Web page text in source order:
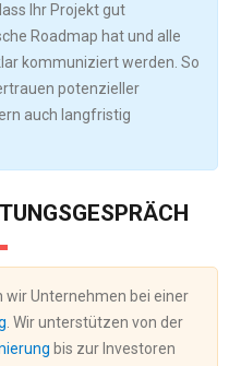
Ihr Projekt gut
Roadmap hat und alle
kommuniziert werden. So
potenzieller
auch langfristig
wir Unternehmen bei einer
. Wir unterstützen von der
bis zur Investoren